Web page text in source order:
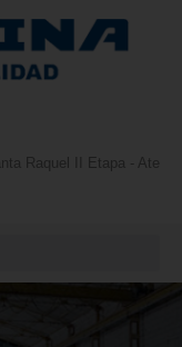
Raquel II Etapa - Ate